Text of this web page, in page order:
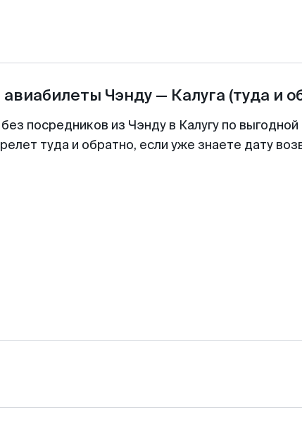
Чэнду— Калуга (туда и
посредников из Чэнду в Калугу по
туда и обратно, если уже знаете дату